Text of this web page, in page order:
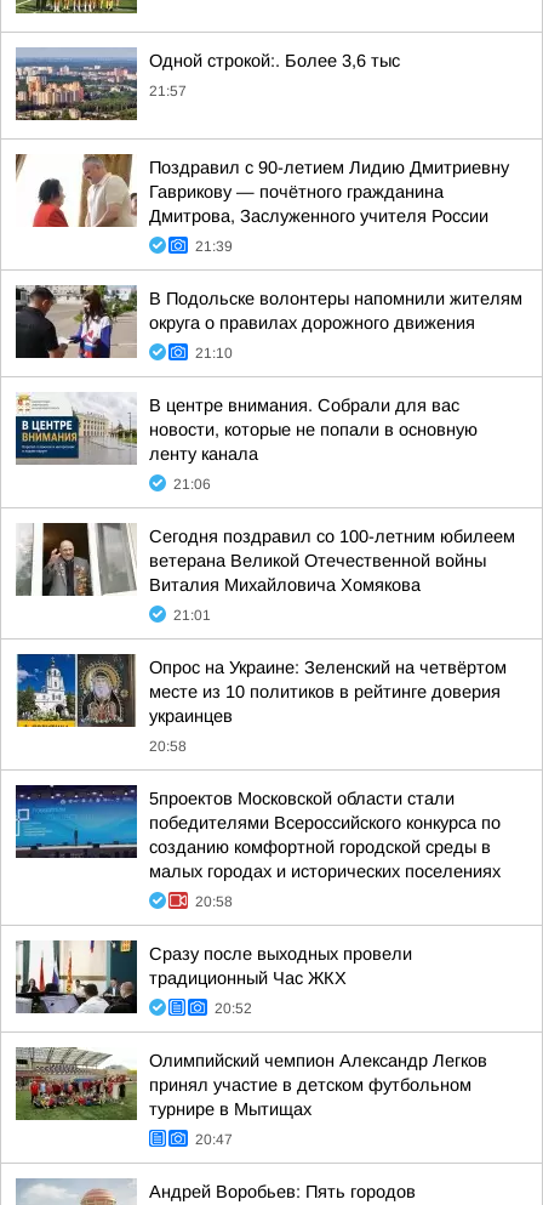
Одной строкой:. Более 3,6 тыс
21:57
Поздравил с 90-летием Лидию Дмитриевну
Гаврикову — почётного гражданина
Дмитрова, Заслуженного учителя России
21:39
В Подольске волонтеры напомнили жителям
округа о правилах дорожного движения
21:10
В центре внимания. Собрали для вас
новости, которые не попали в основную
ленту канала
21:06
Сегодня поздравил со 100-летним юбилеем
ветерана Великой Отечественной войны
Виталия Михайловича Хомякова
21:01
Опрос на Украине: Зеленский на четвёртом
месте из 10 политиков в рейтинге доверия
украинцев
20:58
5проектов Московской области стали
победителями Всероссийского конкурса по
созданию комфортной городской среды в
малых городах и исторических поселениях
20:58
Сразу после выходных провели
традиционный Час ЖКХ
20:52
Олимпийский чемпион Александр Легков
принял участие в детском футбольном
турнире в Мытищах
20:47
Андрей Воробьев: Пять городов